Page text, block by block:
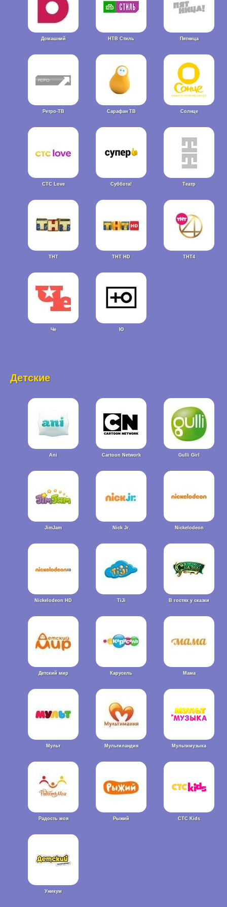
Домашний НТВ Стиль Пятница
Ретро-ТВ Сарафан ТВ Солнце
СТС Love Суббота! Театр
ТНТ ТНТ HD ТНТ4
Че Ю
Детские
Ani Cartoon Network Gulli Girl
JimJam Nick Jr. Nickelodeon
Nickelodeon HD TiJi В гостях у сказки
Детский мир Карусель Мама
Мульт Мультиландия Мультимузыка
Радость моя Рыжий СТС Kids
Уникум